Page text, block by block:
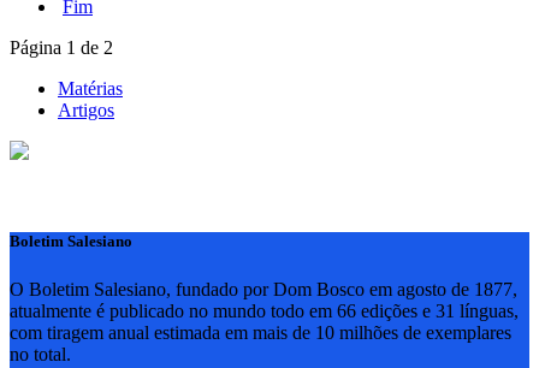
Fim
Página 1 de 2
Matérias
Artigos
Boletim Salesiano
O Boletim Salesiano, fundado por Dom Bosco em agosto de 1877,
atualmente é publicado no mundo todo em 66 edições e 31 línguas,
com tiragem anual estimada em mais de 10 milhões de exemplares
no total.